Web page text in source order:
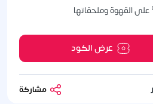
عرض الكود